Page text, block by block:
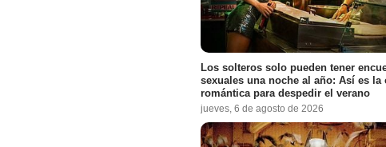
Los solteros solo pueden tener
sexuales una noche al año: Así es la
romántica para despedir el verano
jueves, 6 de agosto de 2026